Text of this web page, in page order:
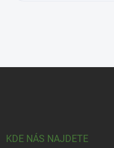
KDE NÁS NAJDETE